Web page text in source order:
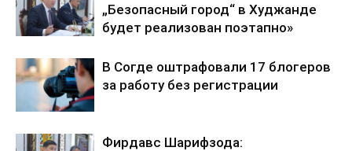
„Безопасный город“ в Худжанде
будет реализован поэтапно»
В Согде оштрафовали 17 блогеров
за работу без регистрации
Фирдавс Шарифзода: